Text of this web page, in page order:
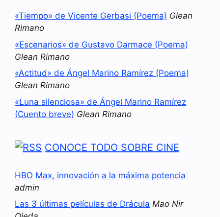
«Tiempo» de Vicente Gerbasi (Poema) Glean
Rimano
«Escenarios» de Gustavo Darmace (Poema)
Glean Rimano
«Actitud» de Ángel Marino Ramírez (Poema)
Glean Rimano
«Luna silenciosa» de Ángel Marino Ramírez
(Cuento breve) Glean Rimano
CONOCE TODO SOBRE CINE
HBO Max, innovación a la máxima potencia
admin
Las 3 últimas películas de Drácula Mao Nir